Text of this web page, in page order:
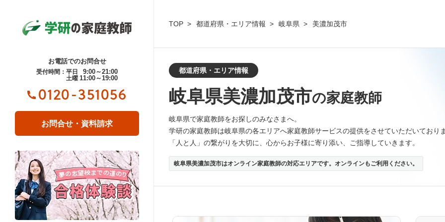
お電話でのお問合せ
受付時間：平日 9:00～21:00
土曜 11:00～19:00
0120-351056
お問合せ・資料請求
TOP 都道府県・エリア情報 岐阜県 美濃加茂市
都道府県・エリア情報
岐阜県美濃加茂市の家庭教師
岐阜県で家庭教師をお探しのみなさまへ。
学研の家庭教師は岐阜県の各エリアへ家庭教師サービスの提供をさせていただいており
「人と人」の繋がりを大切に、心からお子様に寄り添い、ご指導していきます。
岐阜県美濃加茂市はオンライン家庭教師の対応エリアです。オンラインもご利用ください。